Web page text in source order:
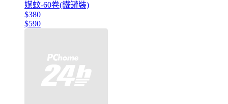
媒蚊-60卷(鐵罐裝)
$380
$590